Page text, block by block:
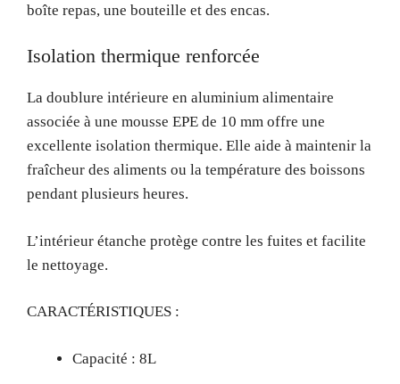
boîte repas, une bouteille et des encas.
Isolation thermique renforcée
La doublure intérieure en aluminium alimentaire
associée à une mousse EPE de 10 mm offre une
excellente isolation thermique. Elle aide à maintenir la
fraîcheur des aliments ou la température des boissons
pendant plusieurs heures.
L’intérieur étanche protège contre les fuites et facilite
le nettoyage.
CARACTÉRISTIQUES :
Capacité : 8L